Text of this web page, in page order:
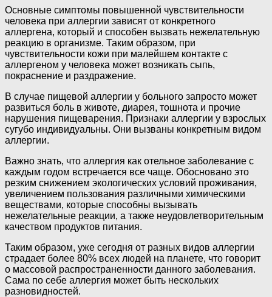
Основные симптомы повышенной чувствительности
человека при аллергии зависят от конкретного
аллергена, который и способен вызвать нежелательную
реакцию в организме. Таким образом, при
чувствительности кожи при малейшем контакте с
аллергеном у человека может возникать сыпь,
покраснение и раздражение.
В случае пищевой аллергии у больного запросто может
развиться боль в животе, диарея, тошнота и прочие
нарушения пищеварения. Признаки аллергии у взрослых
сугубо индивидуальны. Они вызваны конкретным видом
аллергии.
Важно знать, что аллергия как отельное заболевание с
каждым годом встречается все чаще. Обосновано это
резким снижением экологических условий проживания,
увеличением пользования различными химическими
веществами, которые способны вызывать
нежелательные реакции, а также неудовлетворительным
качеством продуктов питания.
Таким образом, уже сегодня от разных видов аллергии
страдает более 80% всех людей на планете, что говорит
о массовой распространенности данного заболевания.
Сама по себе аллергия может быть нескольких
разновидностей.